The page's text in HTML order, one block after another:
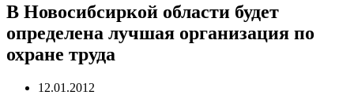
В Новосибсиркой области будет
определена лучшая организация по
охране труда
12.01.2012